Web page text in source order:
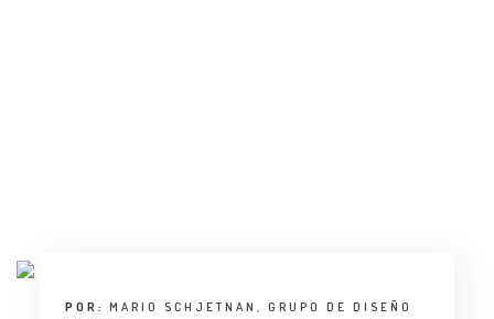
POR: MARIO SCHJETNAN, GRUPO DE DISEÑO